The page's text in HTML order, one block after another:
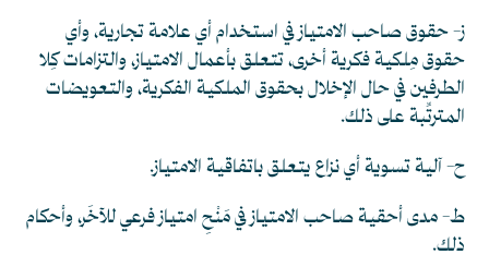
ز- حقوق صاحب الامتياز في استخدام أي علامة تجارية، وأي
حقوق مِلكية فكرية أخرى، تتعلق بأعمال الامتياز، والتزامات كِلا
الطرفين في حال الإخلال بحقوق الملكية الفكرية، والتعويضات
المترتِّبة على ذلك.
ح- آلية تسوية أي نزاع يتعلق باتفاقية الامتياز.
ط- مدى أحقية صاحب الامتياز في مَنْحِ امتياز فرعي للآخَر، وأحكام
ذلك.